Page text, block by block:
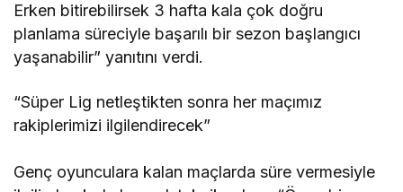
Erken bitirebilirsek 3 hafta kala çok doğru
planlama süreciyle başarılı bir sezon başlangıcı
yaşanabilir” yanıtını verdi.
“Süper Lig netleştikten sonra her maçımız
rakiplerimizi ilgilendirecek”
Genç oyunculara kalan maçlarda süre vermesiyle